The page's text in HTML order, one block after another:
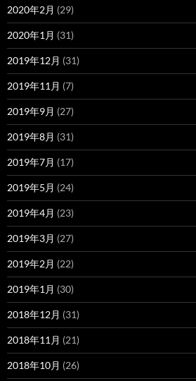
2020年2月 (29)
2020年1月 (31)
2019年12月 (31)
2019年11月 (7)
2019年9月 (27)
2019年8月 (31)
2019年7月 (17)
2019年5月 (24)
2019年4月 (23)
2019年3月 (27)
2019年2月 (22)
2019年1月 (30)
2018年12月 (31)
2018年11月 (21)
2018年10月 (26)